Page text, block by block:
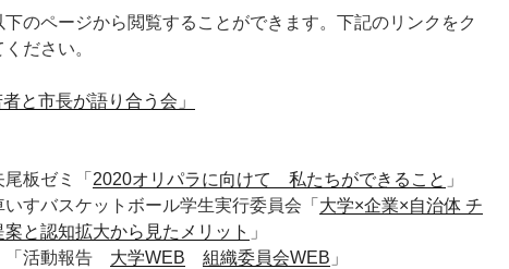
下のページから閲覧することができます。下記のリンクをク
ださい。
と市長が語り合う会」
板ゼミ「 2020オリパラに向けて 私たちができること 」
すバスケットボール学生実行委員会「 大学×企業×自治体 チ
案と認知拡大から見たメリット 」
活動報告 大学WEB 組織委員会WEB 」